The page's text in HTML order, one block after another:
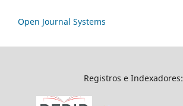
Open Journal Systems
Registros e Indexadores: